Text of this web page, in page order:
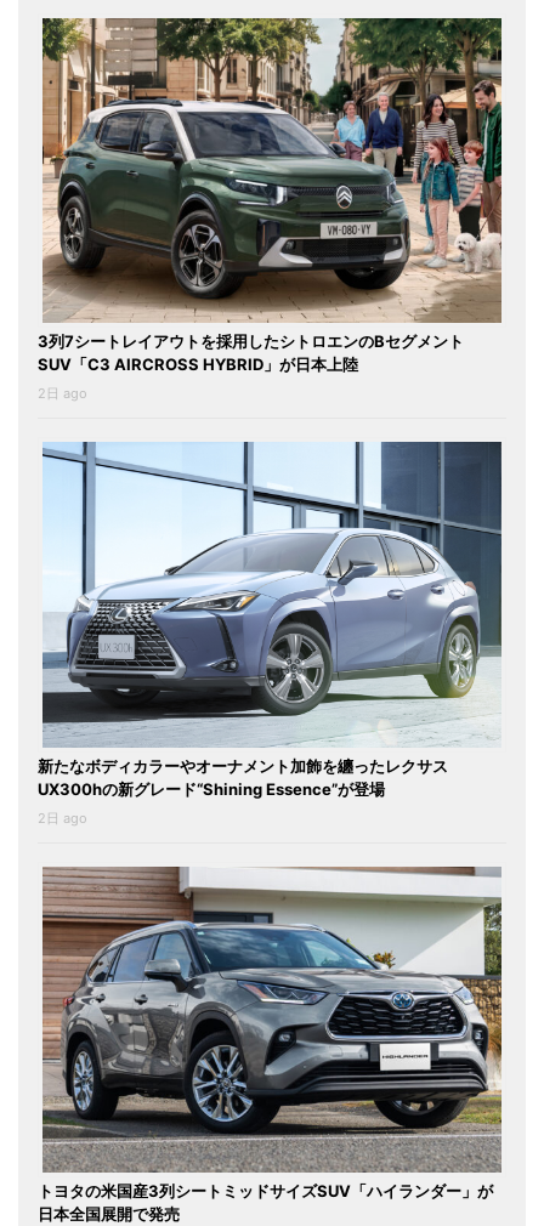
3列7シートレイアウトを採用したシトロエンのBセグメント
SUV「C3 AIRCROSS HYBRID」が日本上陸
2日 ago
新たなボディカラーやオーナメント加飾を纏ったレクサス
UX300hの新グレード“Shining Essence”が登場
2日 ago
トヨタの米国産3列シートミッドサイズSUV「ハイランダー」が
日本全国展開で発売